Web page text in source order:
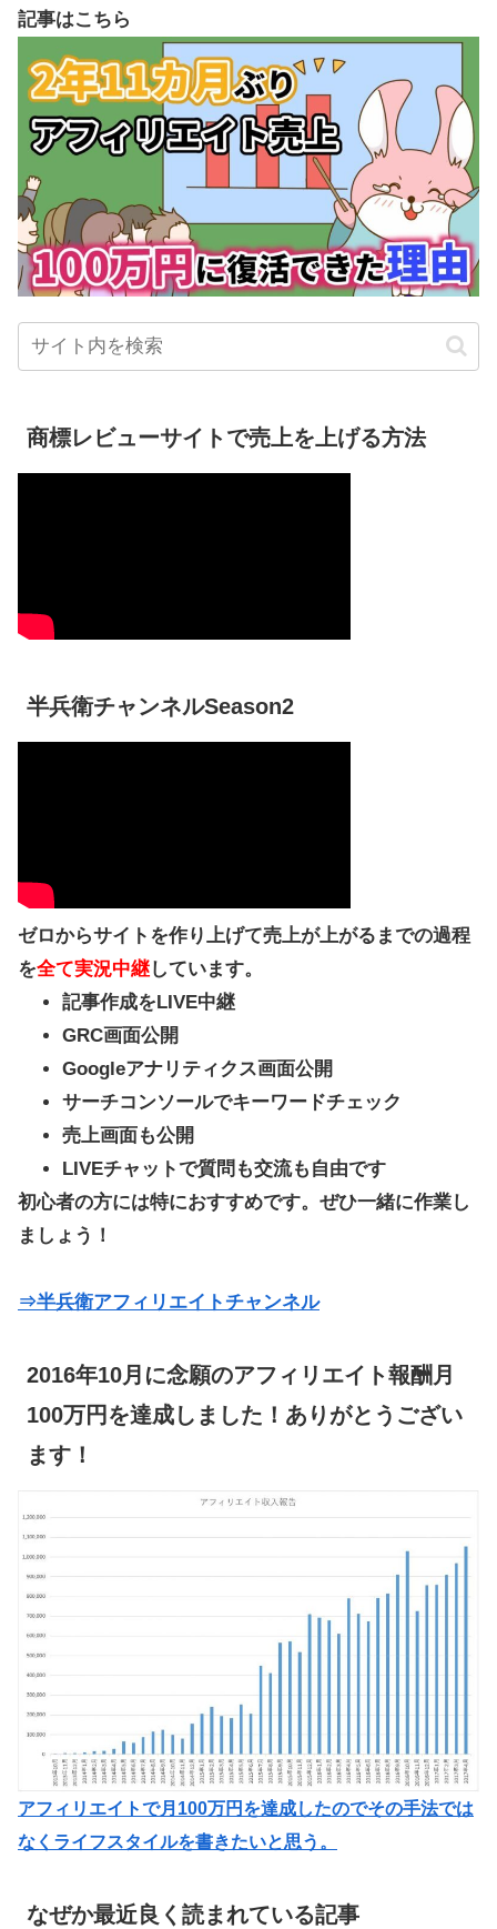
記事はこちら
商標レビューサイトで売上を上げる方法
半兵衛チャンネルSeason2
ゼロからサイトを作り上げて売上が上がるまでの過程
を全て実況中継しています。
記事作成をLIVE中継
GRC画面公開
Googleアナリティクス画面公開
サーチコンソールでキーワードチェック
売上画面も公開
LIVEチャットで質問も交流も自由です
初心者の方には特におすすめです。ぜひ一緒に作業し
ましょう！
⇒半兵衛アフィリエイトチャンネル
2016年10月に念願のアフィリエイト報酬月
100万円を達成しました！ありがとうござい
ます！
アフィリエイトで月100万円を達成したのでその手法では
なくライフスタイルを書きたいと思う。
なぜか最近良く読まれている記事